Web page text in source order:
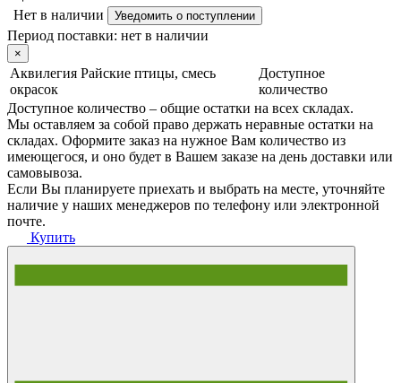
Нет в наличии
Уведомить о поступлении
Период поставки: нет в наличии
×
Аквилегия Райские птицы, смесь
окрасок
Доступное
количество
Доступное количество – общие остатки на всех складах.
Мы оставляем за собой право держать неравные остатки на
складах. Оформите заказ на нужное Вам количество из
имеющегося, и оно будет в Вашем заказе на день доставки или
самовывоза.
Если Вы планируете приехать и выбрать на месте, уточняйте
наличие у наших менеджеров по телефону или электронной
почте.
Купить